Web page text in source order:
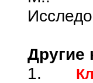
Другие
1.